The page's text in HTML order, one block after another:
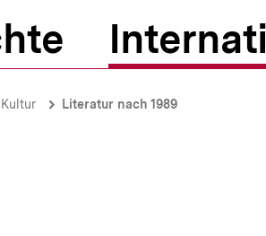
Kultur Literatur nach 1989